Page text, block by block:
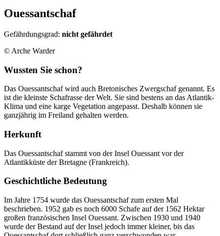
Ouessantschaf
Gefährdungsgrad: nicht gefährdet
© Arche Warder
Wussten Sie schon?
Das Ouessantschaf wird auch Bretonisches Zwergschaf genannt. Es
ist die kleinste Schafrasse der Welt. Sie sind bestens an das Atlantik-
Klima und eine karge Vegetation angepasst. Deshalb können sie
ganzjährig im Freiland gehalten werden.
Herkunft
Das Ouessantschaf stammt von der Insel Ouessant vor der
Atlantikküste der Bretagne (Frankreich).
Geschichtliche Bedeutung
Im Jahre 1754 wurde das Ouessantschaf zum ersten Mal
beschrieben. 1952 gab es noch 6000 Schafe auf der 1562 Hektar
großen französischen Insel Ouessant. Zwischen 1930 und 1940
wurde der Bestand auf der Insel jedoch immer kleiner, bis das